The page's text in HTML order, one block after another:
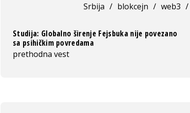
Srbija / blokcejn / web3 /
Studija: Globalno širenje Fejsbuka nije povezano
sa psihičkim povredama
prethodna vest